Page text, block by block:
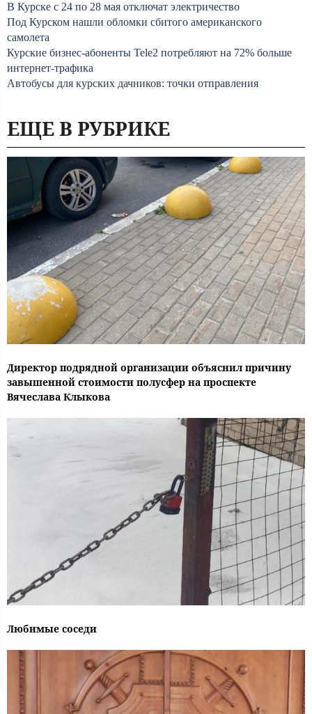
В Курске с 24 по 28 мая отключат электричество
Под Курском нашли обломки сбитого американского
самолета
Курские бизнес-абоненты Tele2 потребляют на 72% больше
интернет-трафика
Автобусы для курских дачников: точки отправления
ЕЩЕ В РУБРИКЕ
Директор подрядной организации объяснил причину
завышенной стоимости полусфер на проспекте
Вячеслава Клыкова
Любимые соседи